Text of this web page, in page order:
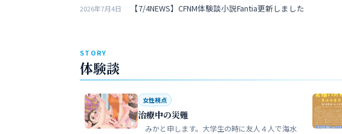
2026年7月4日 【7/4NEWS】CFNM体験談小説Fantia更新しました
STORY
体験談
女性視点
治療中の災難
みかと申します。大学生の時に友人４人で海水